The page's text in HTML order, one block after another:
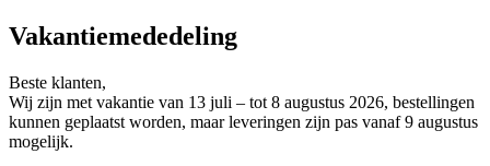
Vakantiemededeling
Beste klanten,
Wij zijn met vakantie van 13 juli – tot 8 augustus 2026, bestellingen
kunnen geplaatst worden, maar leveringen zijn pas vanaf 9 augustus
mogelijk.